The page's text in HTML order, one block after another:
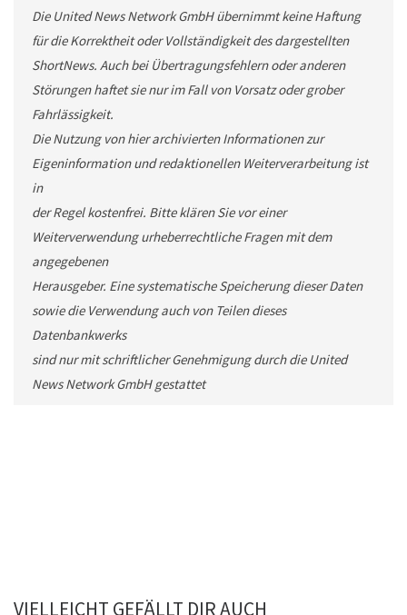
Die United News Network GmbH übernimmt keine Haftung
für die Korrektheit oder Vollständigkeit des dargestellten
ShortNews. Auch bei Übertragungsfehlern oder anderen
Störungen haftet sie nur im Fall von Vorsatz oder grober
Fahrlässigkeit.
Die Nutzung von hier archivierten Informationen zur
Eigeninformation und redaktionellen Weiterverarbeitung ist
in
der Regel kostenfrei. Bitte klären Sie vor einer
Weiterverwendung urheberrechtliche Fragen mit dem
angegebenen
Herausgeber. Eine systematische Speicherung dieser Daten
sowie die Verwendung auch von Teilen dieses
Datenbankwerks
sind nur mit schriftlicher Genehmigung durch die United
News Network GmbH gestattet
VIELLEICHT GEFÄLLT DIR AUCH